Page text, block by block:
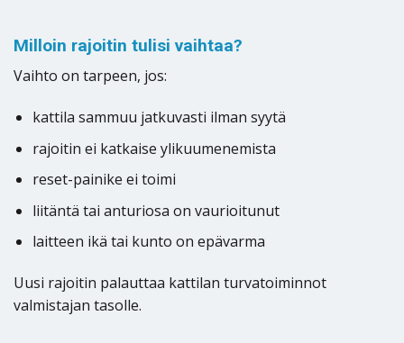
Milloin rajoitin tulisi vaihtaa?
Vaihto on tarpeen, jos:
kattila sammuu jatkuvasti ilman syytä
rajoitin ei katkaise ylikuumenemista
reset-painike ei toimi
liitäntä tai anturiosa on vaurioitunut
laitteen ikä tai kunto on epävarma
Uusi rajoitin palauttaa kattilan turvatoiminnot
valmistajan tasolle.